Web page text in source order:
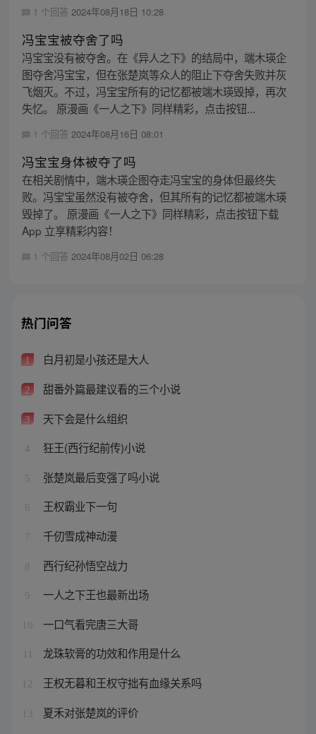
1 个回答 2024年08月18日 10:28
冯宝宝被夺舍了吗
冯宝宝没有被夺舍。在《异人之下》的结局中，端木瑛企
图夺舍冯宝宝，但在张楚岚等众人的阻止下夺舍失败并灰
飞烟灭。不过，冯宝宝所有的记忆都被端木瑛毁掉，再次
失忆。 原漫画《一人之下》同样精彩，点击按钮...
1 个回答 2024年08月16日 08:01
冯宝宝身体被夺了吗
在相关剧情中，端木瑛企图夺走冯宝宝的身体但最终失
败。冯宝宝虽然没有被夺舍，但其所有的记忆都被端木瑛
毁掉了。 原漫画《一人之下》同样精彩，点击按钮下载
App 立享精彩内容！
1 个回答 2024年08月02日 06:28
热门问答
1 白月初是小孩还是大人
2 甜番外篇最建议看的三个小说
3 天下会是什么组织
4 狂王(西行纪前传)小说
5 张楚岚最后变强了吗小说
6 王权霸业下一句
7 千仞雪成神动漫
8 西行纪孙悟空战力
9 一人之下王也最新出场
10 一口气看完唐三大哥
龙珠软膏的功效和作用是什么
12 王权无暮和王权守拙有血缘关系吗
13 夏禾对张楚岚的评价